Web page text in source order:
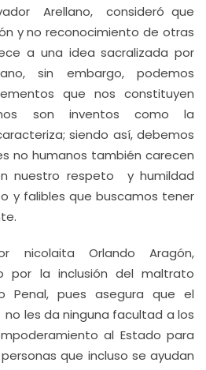
Arellano, consideró que
y no reconocimiento de otras
a una idea sacralizada por
sin embargo, podemos
que nos constituyen
son inventos como la
siendo así, debemos
no humanos también carecen
nuestro respeto y humildad
y falibles que buscamos tener
nicolaita Orlando Aragón,
por la inclusión del maltrato
Penal, pues asegura que el
les da ninguna facultad a los
al Estado para
que incluso se ayudan